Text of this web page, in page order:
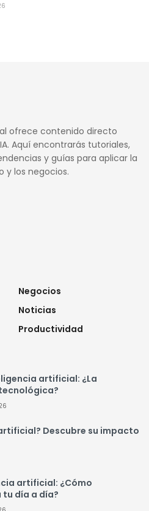
ofrece contenido directo
Aquí encontrarás tutoriales,
y guías para aplicar la
y los negocios.
Negocios
Noticias
Productividad
artificial: ¿La
Descubre su impacto
artificial: ¿Cómo
día a día?